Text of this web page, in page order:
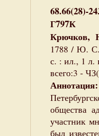
68.66(28)-
Г797К
Крючков,
1788 / Ю.
с. : ил., 1 л.
всего:3 -
Аннотация:
общества
участник
был